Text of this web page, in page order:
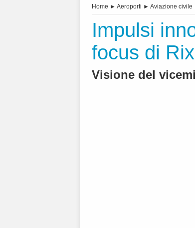
Home ► Aeroporti ► Aviazione civile
Impulsi
focus di
Visione del